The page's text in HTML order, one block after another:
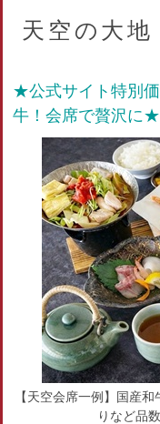
天空の大
★公式サイト特別
牛！会席で贅沢に
【天空会席一例】国産
りなど品